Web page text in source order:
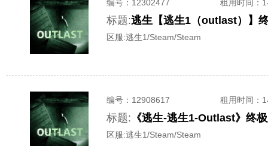
编号： 12302477 租用时间 ：
标题:逃生【逃生1（outlast）】
区服:逃生1/Steam/Steam
编号： 12908617 租用时间 ：
标题: 《逃生-逃生1-Outlast》终
区服:逃生1/Steam/Steam